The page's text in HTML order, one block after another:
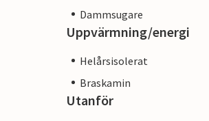
Dammsugare
Uppvärmning/energi
Helårsisolerat
Braskamin
Utanför